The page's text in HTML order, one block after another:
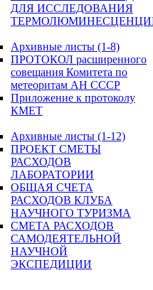
ДЛЯ ИССЛЕДОВАНИЯ
Архивные листы (1-8)
ПРОТОКОЛ расширенного
совещания Комитета по
метеоритам АН СССР
Приложение к протоколу
КМЕТ
Архивные листы (1-12)
ПРОЕКТ СМЕТЫ
РАСХОДОВ
ЛАБОРАТОРИИ
ОБЩАЯ СЧЕТА
РАСХОДОВ КЛУБА
НАУЧНОГО ТУРИЗМА
СМЕТА РАСХОДОВ
САМОДЕЯТЕЛЬНОЙ
НАУЧНОЙ
ЭКСПЕДИЦИИ